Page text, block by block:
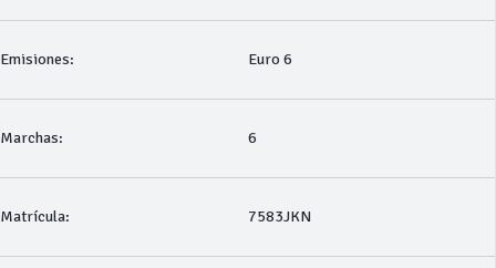
Emisiones: Euro 6
Marchas: 6
Matrícula: 7583JKN